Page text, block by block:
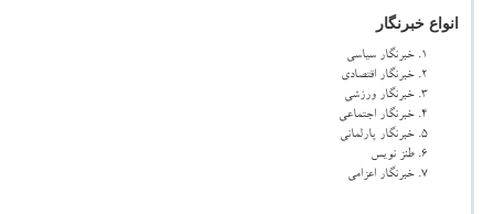
انواع خبرنگار
خبرنگار سیاسی
خبرنگار اقتصادی
خبرنگار ورزشی
خبرنگار اجتماعی
خبرنگار پارلمانی
طنز نویس
خبرنگار اعزامی